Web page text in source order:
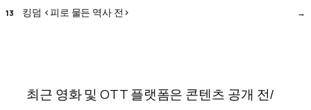
킹덤 <피로 물든 역사 전>
최근 영화 및 OTT 플랫폼은 콘텐츠 공개 전/